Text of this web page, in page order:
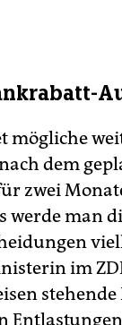
mögliche
dem
zwei
man
im